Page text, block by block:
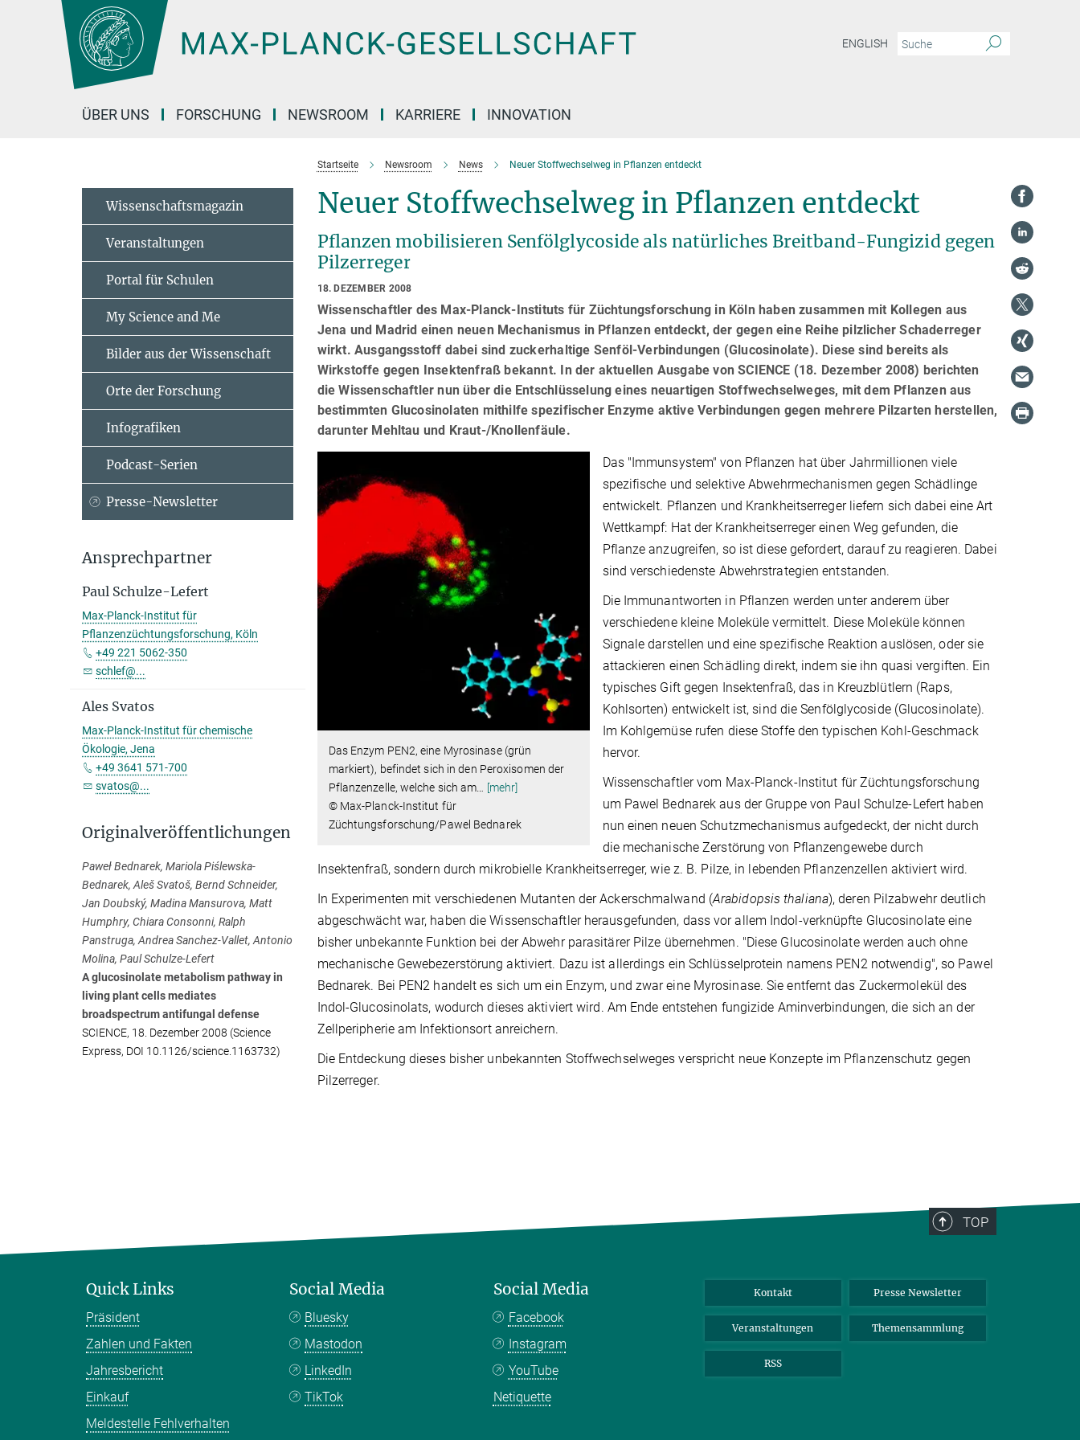
Hauptinhalt
ENGLISH
ÜBER UNS FORSCHUNG NEWSROOM KARRIERE INNOVATION
Startseite Newsroom News Neuer Stoffwechselweg in Pflanzen entdeckt
Neuer Stoffwechselweg in Pflanzen entdeckt
Pflanzen mobilisieren Senfölglycoside als natürliches Breitband-Fungizid gegen
Pilzerreger
18. DEZEMBER 2008
Wissenschaftler des Max-Planck-Instituts für Züchtungsforschung in Köln haben zusammen mit Kollegen aus
Jena und Madrid einen neuen Mechanismus in Pflanzen entdeckt, der gegen eine Reihe pilzlicher Schaderreger
wirkt. Ausgangsstoff dabei sind zuckerhaltige Senföl-Verbindungen (Glucosinolate). Diese sind bereits als
Wirkstoffe gegen Insektenfraß bekannt. In der aktuellen Ausgabe von SCIENCE (18. Dezember 2008) berichten
die Wissenschaftler nun über die Entschlüsselung eines neuartigen Stoffwechselweges, mit dem Pflanzen aus
bestimmten Glucosinolaten mithilfe spezifischer Enzyme aktive Verbindungen gegen mehrere Pilzarten herstellen,
darunter Mehltau und Kraut-/Knollenfäule.
Das Enzym PEN2, eine Myrosinase (grün
markiert), befindet sich in den Peroxisomen der
Pflanzenzelle, welche sich am
[mehr]
© Max-Planck-Institut für
Züchtungsforschung/Pawel Bednarek
Das "Immunsystem" von Pflanzen hat über Jahrmillionen viele
spezifische und selektive Abwehrmechanismen gegen Schädlinge
entwickelt. Pflanzen und Krankheitserreger liefern sich dabei eine Art
Wettkampf: Hat der Krankheitserreger einen Weg gefunden, die
Pflanze anzugreifen, so ist diese gefordert, darauf zu reagieren. Dabei
sind verschiedenste Abwehrstrategien entstanden.
Die Immunantworten in Pflanzen werden unter anderem über
verschiedene kleine Moleküle vermittelt. Diese Moleküle können
Signale darstellen und eine spezifische Reaktion auslösen, oder sie
attackieren einen Schädling direkt, indem sie ihn quasi vergiften. Ein
typisches Gift gegen Insektenfraß, das in Kreuzblütlern (Raps,
Kohlsorten) entwickelt ist, sind die Senfölglycoside (Glucosinolate).
Im Kohlgemüse rufen diese Stoffe den typischen Kohl-Geschmack
hervor.
Wissenschaftler vom Max-Planck-Institut für Züchtungsforschung
um Pawel Bednarek aus der Gruppe von Paul Schulze-Lefert haben
nun einen neuen Schutzmechanismus aufgedeckt, der nicht durch
die mechanische Zerstörung von Pflanzengewebe durch
Insektenfraß, sondern durch mikrobielle Krankheitserreger, wie z. B. Pilze, in lebenden Pflanzenzellen aktiviert wird.
In Experimenten mit verschiedenen Mutanten der Ackerschmalwand (Arabidopsis thaliana), deren Pilzabwehr deutlich
abgeschwächt war, haben die Wissenschaftler herausgefunden, dass vor allem Indol-verknüpfte Glucosinolate eine
bisher unbekannte Funktion bei der Abwehr parasitärer Pilze übernehmen. "Diese Glucosinolate werden auch ohne
mechanische Gewebezerstörung aktiviert. Dazu ist allerdings ein Schlüsselprotein namens PEN2 notwendig", so Pawel
Bednarek. Bei PEN2 handelt es sich um ein Enzym, und zwar eine Myrosinase. Sie entfernt das Zuckermolekül des
Indol-Glucosinolats, wodurch dieses aktiviert wird. Am Ende entstehen fungizide Aminverbindungen, die sich an der
Zellperipherie am Infektionsort anreichern.
Die Entdeckung dieses bisher unbekannten Stoffwechselweges verspricht neue Konzepte im Pflanzenschutz gegen
Pilzerreger.
Wissenschaftsmagazin
Veranstaltungen
Portal für Schulen
My Science and Me
Bilder aus der Wissenschaft
Orte der Forschung
Infografiken
Podcast-Serien
Presse-Newsletter
Ansprechpartner
Paul Schulze-Lefert
Max-Planck-Institut für
Pflanzenzüchtungsforschung, Köln
+49 221 5062-350
schlef@...
Ales Svatos
Max-Planck-Institut für chemische
Ökologie, Jena
+49 3641 571-700
svatos@...
Originalveröffentlichungen
Paweł Bednarek, Mariola Piślewska-
Bednarek, Aleš Svatoš, Bernd Schneider,
Jan Doubský, Madina Mansurova, Matt
Humphry, Chiara Consonni, Ralph
Panstruga, Andrea Sanchez-Vallet, Antonio
Molina, Paul Schulze-Lefert
A glucosinolate metabolism pathway in
living plant cells mediates
broadspectrum antifungal defense
SCIENCE, 18. Dezember 2008 (Science
Express, DOI 10.1126/science.1163732)
TOP
Quick Links
Präsident
Zahlen und Fakten
Jahresbericht
Einkauf
Meldestelle Fehlverhalten
Social Media
Bluesky
Mastodon
LinkedIn
TikTok
Social Media
Facebook
Instagram
YouTube
Netiquette
Kontakt Presse Newsletter
Veranstaltungen Themensammlung
RSS